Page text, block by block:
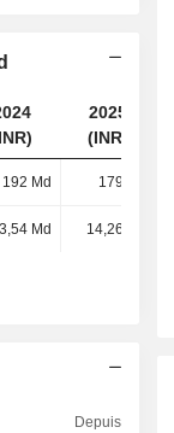
2025
(INR)
192 Md 179 Md
Md 14,26 Md
Depuis